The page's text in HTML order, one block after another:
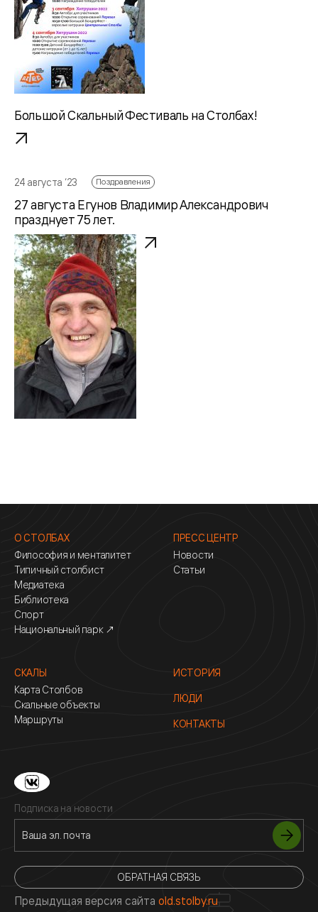
Большой Скальный Фестиваль на Столбах!
24 августа ‘23 Поздравления
27 августа Егунов Владимир Александрович
празднует 75 лет.
О СТОЛБАХ
Философия и менталитет
Типичный столбист
Медиатека
Библиотека
Спорт
Национальный парк ↗
ПРЕСС ЦЕНТР
Новости
Статьи
СКАЛЫ
Карта Столбов
Скальные объекты
Маршруты
ИСТОРИЯ
ЛЮДИ
КОНТАКТЫ
Подписка на новости
ОБРАТНАЯ СВЯЗЬ
Предыдущая версия сайта old.stolby.ru